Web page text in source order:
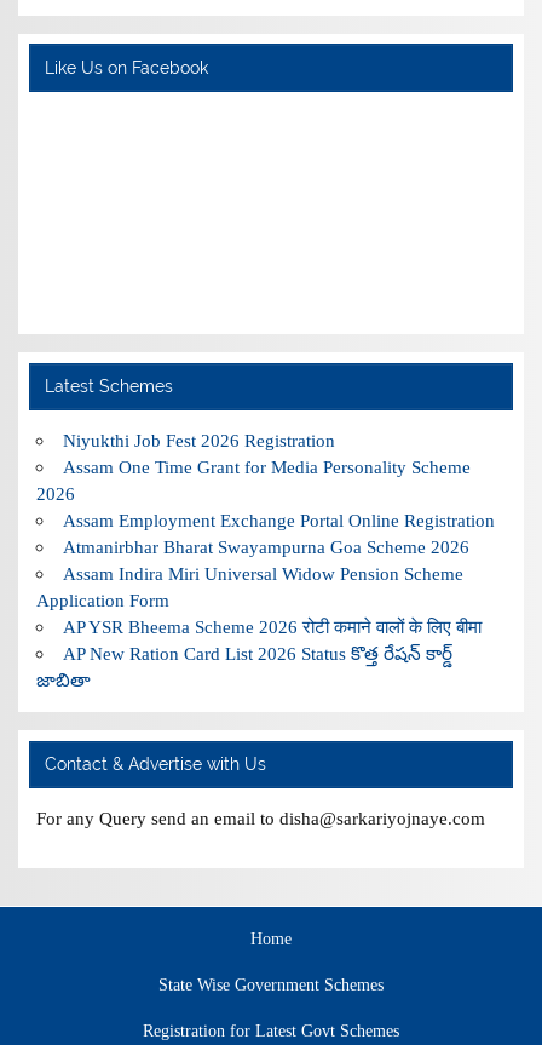
Like Us on Facebook
Latest Schemes
Niyukthi Job Fest 2026 Registration
Assam One Time Grant for Media Personality Scheme
2026
Assam Employment Exchange Portal Online Registration
Atmanirbhar Bharat Swayampurna Goa Scheme 2026
Assam Indira Miri Universal Widow Pension Scheme
Application Form
AP YSR Bheema Scheme 2026 रोटी कमाने वालों के लिए बीमा
AP New Ration Card List 2026 Status కొత్త రేషన్ కార్డ్
జాబితా
Contact & Advertise with Us
For any Query send an email to disha@sarkariyojnaye.com
Home
State Wise Government Schemes
Registration for Latest Govt Schemes